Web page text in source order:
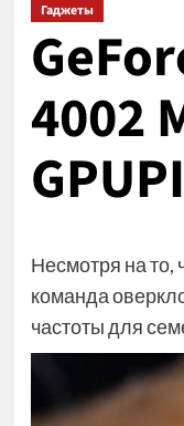
Гаджеты
4002
Несмотря на то,
команда
частоты для